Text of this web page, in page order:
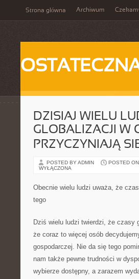
Strona główna Archiwum
DZISIAJ WIELU
GLOBALIZACJI W
PRZYCZYNIAJĄ
POSTED BY ADMIN POSTED
WYŁĄCZONA
Obecnie wielu ludzi uważa, że
tego
Dziś wielu ludzi twierdzi, że czasy
że coraz to więcej osób
gospodarczej. Nie da się tego
nam także pewne trudności w
wybierze dostępny, a zarazem